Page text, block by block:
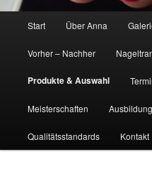
Start Über Anna
Vorher – Nachher
Produkte & Auswahl
Meisterschaften
Qualitätsstandards Kontakt